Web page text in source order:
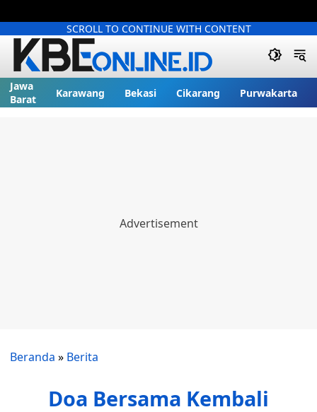
SCROLL TO CONTINUE WITH CONTENT
Jawa
Barat
Karawang Bekasi Cikarang Purwakarta
Beranda » Berita
Doa Bersama Kembali